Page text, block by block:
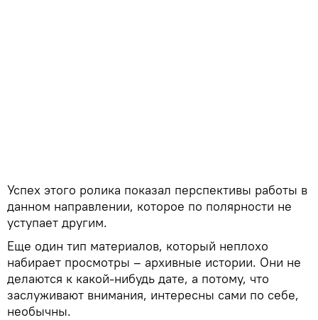
Успех этого ролика показал перспективы работы в
данном направлении, которое по полярности не
уступает другим.
Еще один тип материалов, который неплохо
набирает просмотры – архивные истории. Они не
делаются к какой-нибудь дате, а потому, что
заслуживают внимания, интересны сами по себе,
необычны.